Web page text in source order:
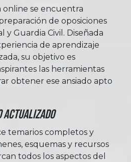
online se encuentra
de oposiciones
y Guardia Civil. Diseñada
de aprendizaje
su objetivo es
las herramientas
obtener ese ansiado apto
temarios completos y
esquemas y recursos
todos los aspectos del